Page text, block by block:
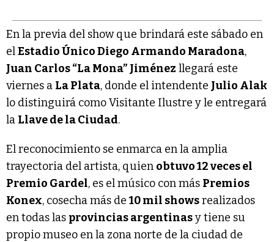
En la previa del show que brindará este sábado en
elEstadio Único Diego Armando Maradona,
Juan Carlos “La Mona” Jiménez llegará este
viernes a La Plata, donde el intendente Julio Alak
lo distinguirá como Visitante Ilustre y le entregará
la Llave de la Ciudad.
El reconocimiento se enmarca en la amplia
trayectoria del artista, quien obtuvo 12 veces el
Premio Gardel, es el músico con más Premios
Konex, cosecha más de10 mil showsrealizados
en todas las provincias argentinasy tiene su
propio museo en la zona norte de la ciudad de